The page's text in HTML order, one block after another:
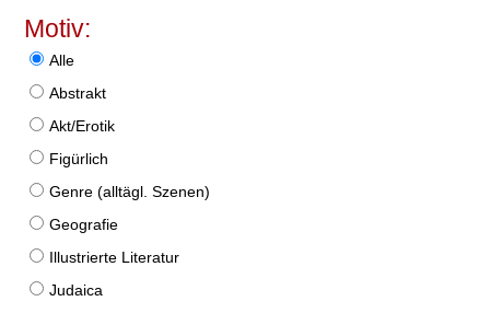
Motiv:
Alle
Abstrakt
Akt/Erotik
Figürlich
Genre (alltägl. Szenen)
Geografie
Illustrierte Literatur
Judaica